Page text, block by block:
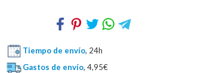
Tiempo de envío, 24h
Gastos de envío, 4,95€